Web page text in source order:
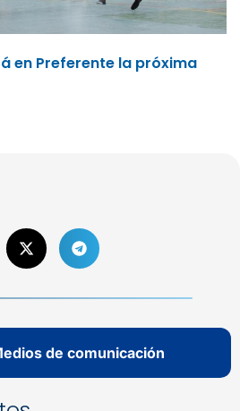
en Preferente la próxima
de comunicación